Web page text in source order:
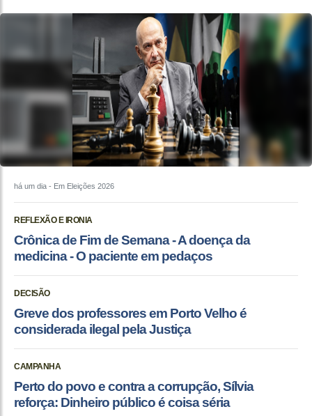
há um dia - Em Eleições 2026
REFLEXÃO E IRONIA
Crônica de Fim de Semana - A doença da
medicina - O paciente em pedaços
DECISÃO
Greve dos professores em Porto Velho é
considerada ilegal pela Justiça
CAMPANHA
Perto do povo e contra a corrupção, Sílvia
reforça: Dinheiro público é coisa séria